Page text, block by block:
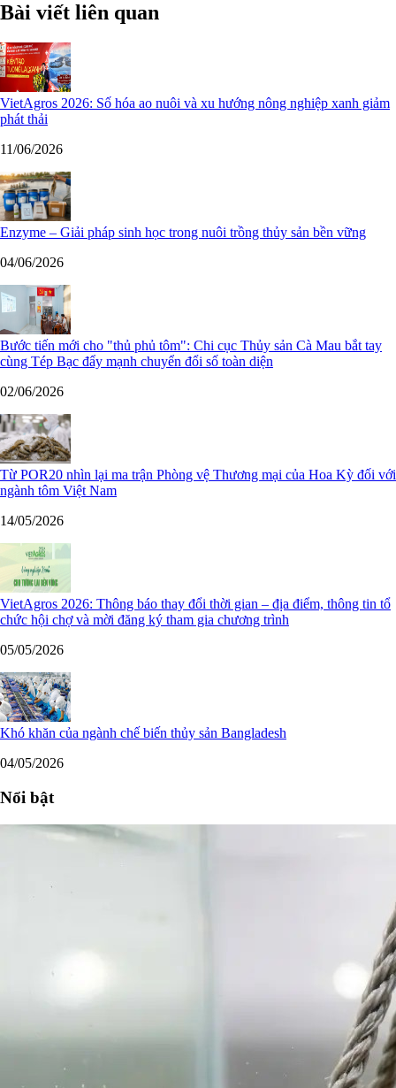
Bài viết liên quan
VietAgros 2026: Số hóa ao nuôi và xu hướng nông nghiệp xanh giảm
phát thải
11/06/2026
Enzyme – Giải pháp sinh học trong nuôi trồng thủy sản bền vững
04/06/2026
Bước tiến mới cho "thủ phủ tôm": Chi cục Thủy sản Cà Mau bắt tay
cùng Tép Bạc đẩy mạnh chuyển đổi số toàn diện
02/06/2026
Từ POR20 nhìn lại ma trận Phòng vệ Thương mại của Hoa Kỳ đối với
ngành tôm Việt Nam
14/05/2026
VietAgros 2026: Thông báo thay đổi thời gian – địa điểm, thông tin tổ
chức hội chợ và mời đăng ký tham gia chương trình
05/05/2026
Khó khăn của ngành chế biến thủy sản Bangladesh
04/05/2026
Nổi bật